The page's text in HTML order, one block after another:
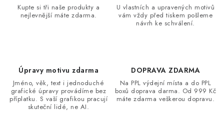
Kupte si tři naše produkty a
nejlevnější máte zdarma.
U vlastních a upravených motivů
vám vždy před tiskem pošleme
návrh ke schválení.
Úpravy motivu zdarma
Jméno, věk, text i jednoduché
grafické úpravy provádíme bez
příplatku. S vaší grafikou pracují
skuteční lidé, ne AI.
DOPRAVA ZDARMA
Na PPL výdejní místa a do PPL
boxů doprava darma. Od 999 Kč
máte zdarma veškerou dopravu.